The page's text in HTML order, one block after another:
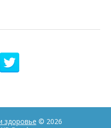
здоровье © 2026